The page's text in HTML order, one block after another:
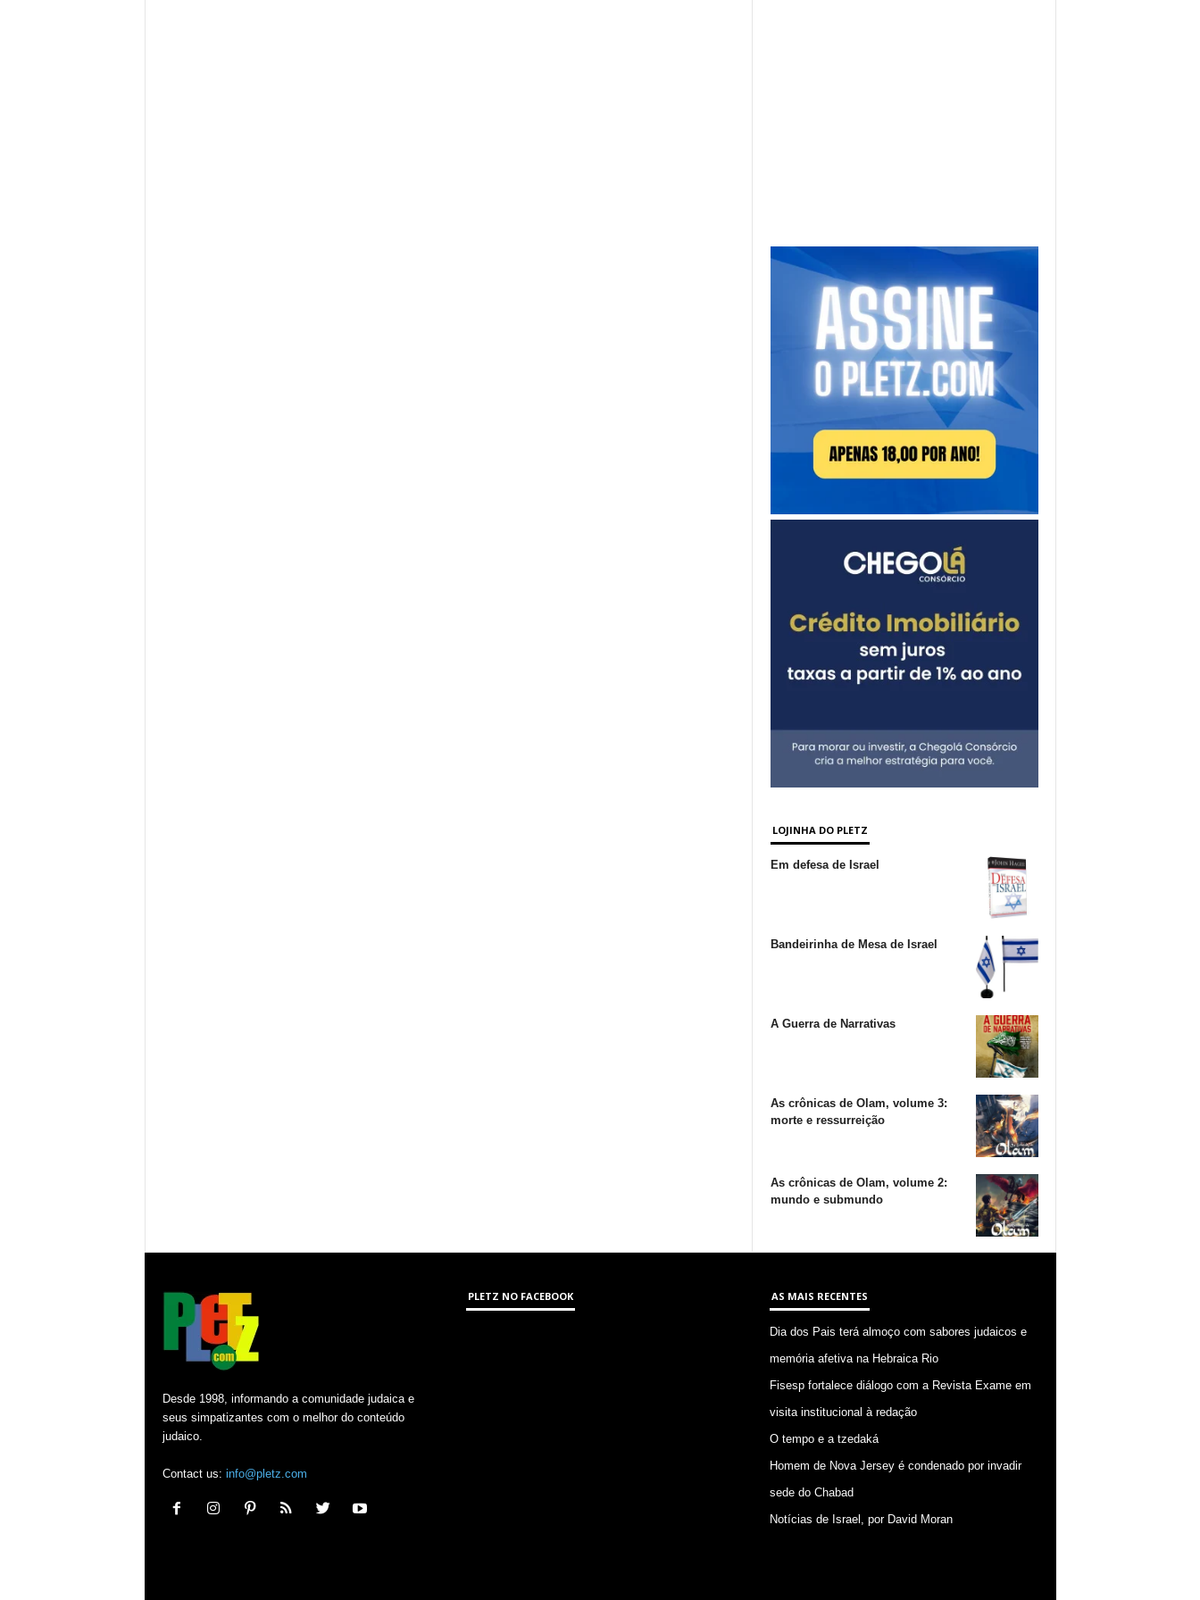
LOJINHA DO PLETZ
Em defesa de Israel
Bandeirinha de Mesa de Israel
A Guerra de Narrativas
As crônicas de Olam, volume 3:
morte e ressurreição
As crônicas de Olam, volume 2:
mundo e submundo
Desde 1998, informando a comunidade judaica e
seus simpatizantes com o melhor do conteúdo
judaico.
Contact us: info@pletz.com
PLETZ NO FACEBOOK AS MAIS RECENTES
Dia dos Pais terá almoço com sabores judaicos e
memória afetiva na Hebraica Rio
Fisesp fortalece diálogo com a Revista Exame em
visita institucional à redação
O tempo e a tzedaká
Homem de Nova Jersey é condenado por invadir
sede do Chabad
Notícias de Israel, por David Moran